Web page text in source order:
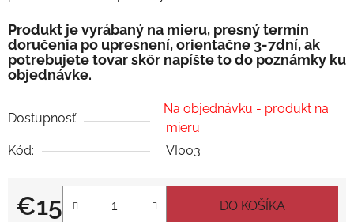
Produkt je vyrábaný na mieru, presný termín
doručenia po upresnení, orientačne 3-7dní, ak
potrebujete tovar skôr napíšte to do poznámky ku
objednávke.
Dostupnosť
Na objednávku - produkt na
mieru
Kód:
VI003
€15 DO KOŠÍKA